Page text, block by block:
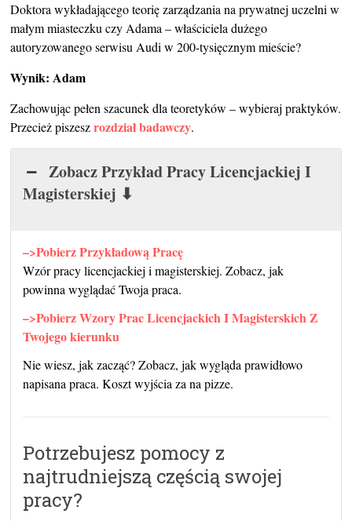
Doktora wykładającego teorię zarządzania na prywatnej uczelni w
małym miasteczku czy Adama – właściciela dużego
autoryzowanego serwisu Audi w 200-tysięcznym mieście?
Wynik: Adam
Zachowując pełen szacunek dla teoretyków – wybieraj praktyków.
Przecież piszeszrozdział badawczy.
Zobacz Przykład Pracy Licencjackiej I
Magisterskiej ⬇
–>Pobierz Przykładową Pracę
Wzór pracy licencjackiej i magisterskiej. Zobacz, jak
powinna wyglądać Twoja praca.
–>Pobierz Wzory Prac Licencjackich I Magisterskich Z
Twojego kierunku
Nie wiesz, jak zacząć? Zobacz, jak wygląda prawidłowo
napisana praca. Koszt wyjścia za na pizze.
Potrzebujesz pomocy z
najtrudniejszą częścią swojej
pracy?